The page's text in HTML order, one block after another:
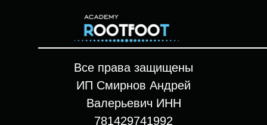
Все права защищены
ИП Смирнов Андрей
Валерьевич ИНН
781429741992